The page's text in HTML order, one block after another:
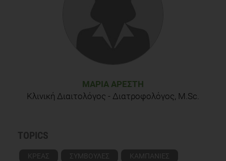
ΜΑΡΊΑ ΑΡΈΣΤΗ
Κλινική Διαιτολόγος - Διατροφολόγος, M.Sc.
TOPICS
ΚΡΕΑΣ ΣΥΜΒΟΥΛΕΣ
ΚΑΜΠΑΝΙΕΣ